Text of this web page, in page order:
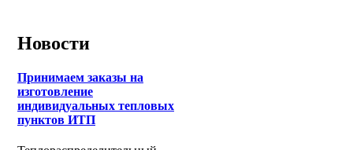
Новости
Принимаем заказы на
изготовление
индивидуальных тепловых
пунктов ИТП